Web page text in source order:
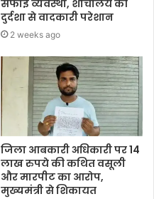
सफाई व्यवस्था, शौचालय की
दुर्दशा से वादकारी परेशान
2 weeks ago
जिला आबकारी अधिकारी पर 14
लाख रुपये की कथित वसूली
और मारपीट का आरोप,
मुख्यमंत्री से शिकायत